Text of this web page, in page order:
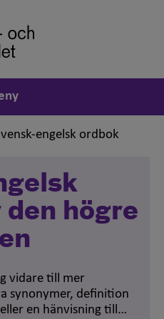
engelsk ordbok
högre
vidare till mer
synonymer, definition
en hänvisning till